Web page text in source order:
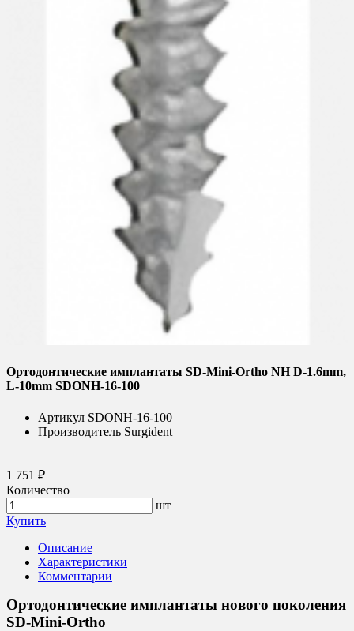
Ортодонтические имплантаты SD-Mini-Ortho NH D-1.6mm,
L-10mm SDONH-16-100
Артикул SDONH-16-100
Производитель Surgident
1 751 ₽
Количество
шт
Купить
Описание
Характеристики
Комментарии
Ортодонтические имплантаты нового поколения
SD-Mini-Ortho